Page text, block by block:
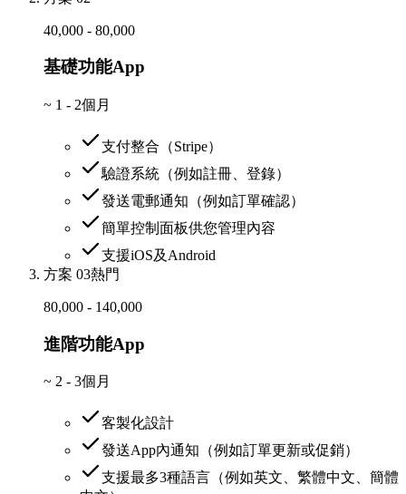
40,000 - 80,000
基礎功能App
~ 1 - 2個月
支付整合（Stripe）
驗證系統（例如註冊、登錄）
發送電郵通知（例如訂單確認）
簡單控制面板供您管理內容
支援iOS及Android
方案 03熱門
80,000 - 140,000
進階功能App
~ 2 - 3個月
客製化設計
發送App內通知（例如訂單更新或促銷）
支援最多3種語言（例如英文、繁體中文、簡體